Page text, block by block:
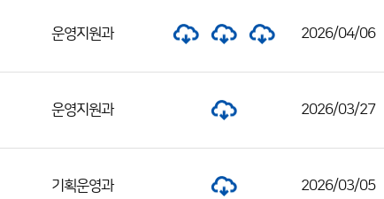
운영지원과 2026/04/06
운영지원과 2026/03/27
기획운영과 2026/03/05